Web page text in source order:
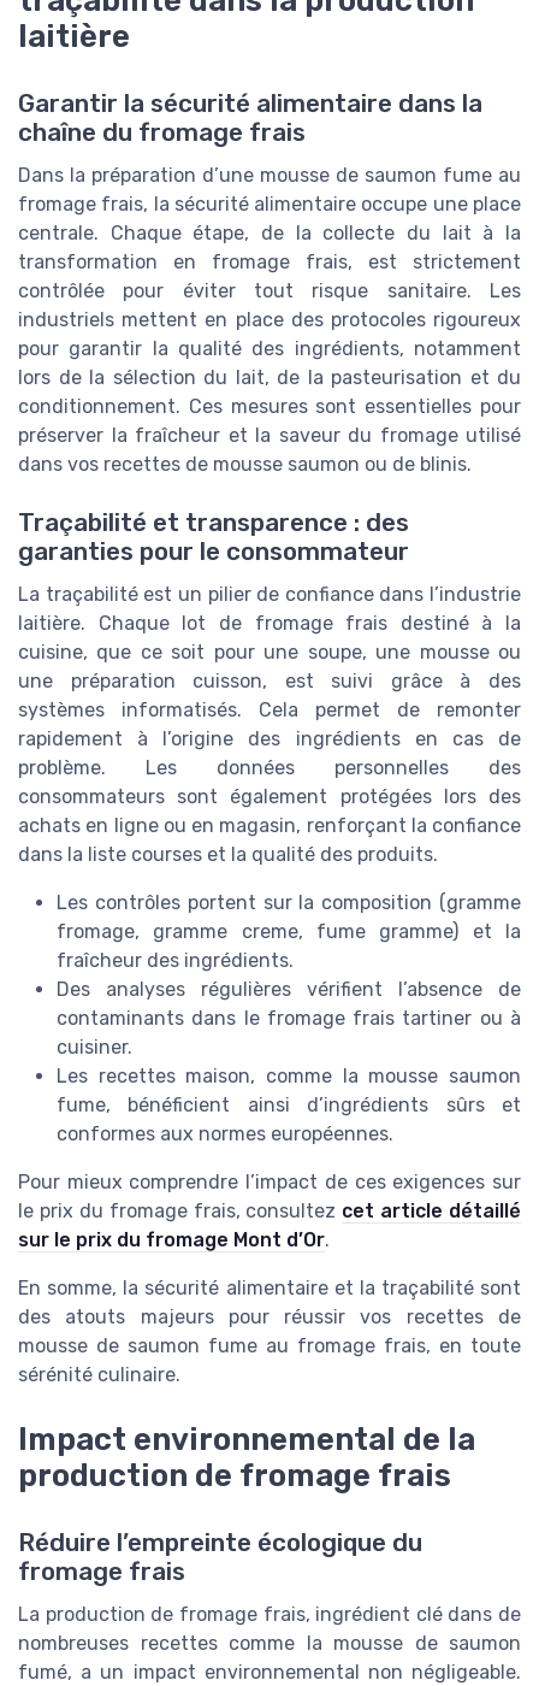
laitière
Garantir la sécurité alimentaire dans la
chaîne du fromage frais
Dans la préparation d’une mousse de saumon fume au
fromage frais, la sécurité alimentaire occupe une place
centrale. Chaque étape, de la collecte du lait à la
transformation en fromage frais, est strictement
contrôlée pour éviter tout risque sanitaire. Les
industriels mettent en place des protocoles rigoureux
pour garantir la qualité des ingrédients, notamment
lors de la sélection du lait, de la pasteurisation et du
conditionnement. Ces mesures sont essentielles pour
préserver la fraîcheur et la saveur du fromage utilisé
dans vos recettes de mousse saumon ou de blinis.
Traçabilité et transparence : des
garanties pour le consommateur
La traçabilité est un pilier de confiance dans l’industrie
laitière. Chaque lot de fromage frais destiné à la
cuisine, que ce soit pour une soupe, une mousse ou
une préparation cuisson, est suivi grâce à des
systèmes informatisés. Cela permet de remonter
rapidement à l’origine des ingrédients en cas de
problème. Les données personnelles des
consommateurs sont également protégées lors des
achats en ligne ou en magasin, renforçant la confiance
dans la liste courses et la qualité des produits.
Les contrôles portent sur la composition (gramme
fromage, gramme creme, fume gramme) et la
fraîcheur des ingrédients.
Des analyses régulières vérifient l’absence de
contaminants dans le fromage frais tartiner ou à
cuisiner.
Les recettes maison, comme la mousse saumon
fume, bénéficient ainsi d’ingrédients sûrs et
conformes aux normes européennes.
Pour mieux comprendre l’impact de ces exigences sur
le prix du fromage frais, consultez cet article détaillé
sur le prix du fromage Mont d’Or.
En somme, la sécurité alimentaire et la traçabilité sont
des atouts majeurs pour réussir vos recettes de
mousse de saumon fume au fromage frais, en toute
sérénité culinaire.
Impact environnemental de la
production de fromage frais
Réduire l’empreinte écologique du
fromage frais
La production de fromage frais, ingrédient clé dans de
nombreuses recettes comme la mousse de saumon
fumé, a un impact environnemental non négligeable.